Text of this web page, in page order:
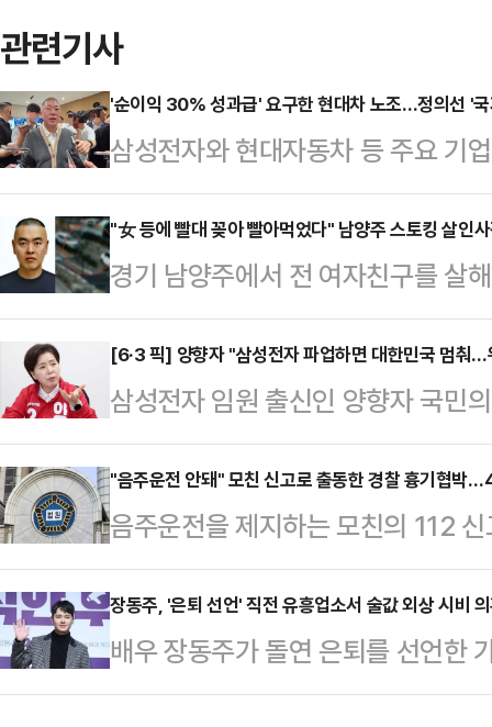
관련기사
'순이익 30% 성과급' 요구한 현대차 노조…정의선 '
삼성전자와 현대자동차 등 주요 기
갈등이 확산하는 가운데 정의선 현
사와 주주, 국가 발전을 함께 고려
날 열리는 현대차그룹 양재사옥 로
홀'에 앞서 현대차그룹 양재사옥에
갈등과 관련한 대응 방향을 묻는 질
회사가 발전할 수 있고 주주들도 중
러 가지를 고려해서 판…
"女 등에 빨대 꽂아 빨아먹었다" 남양주 스토킹 살인
경기 남양주에서 전 여자친구를 살
다.16일 SBS '그것이 알고 싶다(이
전 여자친구를 무참히 살해한 44
오전 남양주시 오남읍 시골길을 주
에서 오던 흰색 경차가 갑자기 가로
유리창을 깨고 여성을 끌어낸 뒤,
도 불구하고 "내 인생 끝났다"며 14
남자친구 김훈이…
[6·3 픽] 양향자 "삼성전자 파업하면 대한민국 멈춰
삼성전자 임원 출신인 양향자 국민
파업에 대해 "국가 기간 산업을 멈
다.양향자 후보는 16일 선거사무소
대한민국 생존의 문제"라며 이같이
유재산이 아니다. 1980년대 황무
든 신화이자 한국 경제를 지탱하는
업에 세금 감면과 전력 및 용수 우
그 때문"이라고 말…
"음주운전 안돼" 모친 신고로 출동한 경찰 흉기협박
음주운전을 제지하는 모친의 112
40대가 실형을 선고받았다.16일
범 부장판사는 특수공무집행방해
개월을 선고했다고 이날 밝혔다.A
창구 한 주거지에서 출동한 경찰관
장동주, '은퇴 선언' 직전 유흥업소서 술값 외상 시비
배우 장동주가 돌연 은퇴를 선언한
유흥업소에서 술값 문제로 경찰이